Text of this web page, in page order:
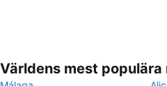
Världens mest populära